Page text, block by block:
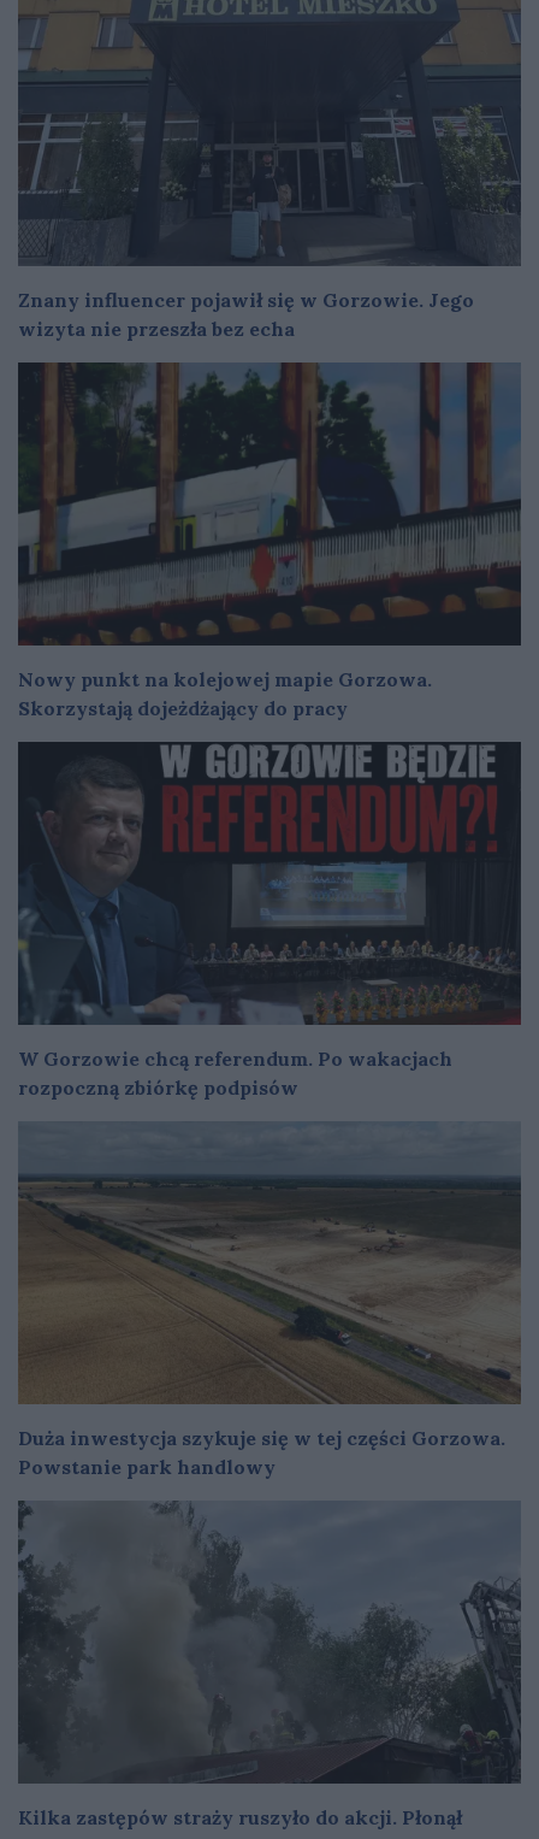
Znany influencer pojawił się w Gorzowie. Jego
wizyta nie przeszła bez echa
Nowy punkt na kolejowej mapie Gorzowa.
Skorzystają dojeżdżający do pracy
W Gorzowie chcą referendum. Po wakacjach
rozpoczną zbiórkę podpisów
Duża inwestycja szykuje się w tej części Gorzowa.
Powstanie park handlowy
Kilka zastępów straży ruszyło do akcji. Płonął